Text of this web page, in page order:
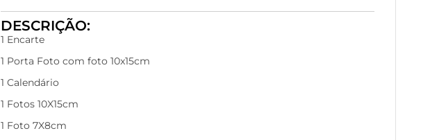
DESCRIÇÃO:
1 Encarte
1 Porta Foto com foto 10x15cm
1 Calendário
1 Fotos 10X15cm
1 Foto 7X8cm